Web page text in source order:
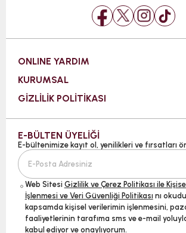
ONLINE YARDIM
KURUMSAL
GİZLİLİK POLİTİKASI
E-BÜLTEN ÜYELİĞİ
E-bültenimize kayıt ol, yenilikleri ve fırsatları
Web Sitesi Gizlilik ve Çerez Politikası ile
İşlenmesi ve Veri Güvenliği Politikası nı
kapsamda kişisel verilerimin işlenmesini,
faaliyetlerinin tarafıma sms ve e-mail yoluyla
kabul ediyor ve onaylıyorum.